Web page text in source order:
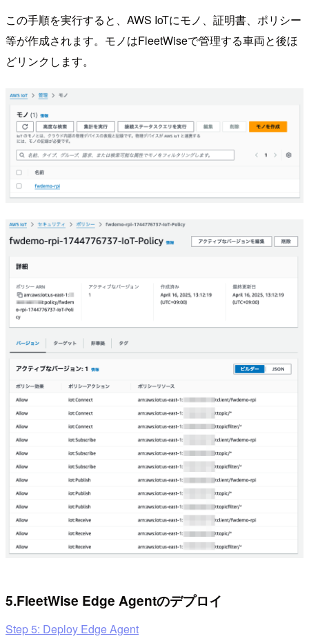
この手順を実行すると、AWS IoTにモノ、証明書、ポリシー
等が作成されます。モノはFleetWiseで管理する車両と後ほ
どリンクします。
5.FleetWise Edge Agentのデプロイ
Step 5: Deploy Edge Agent